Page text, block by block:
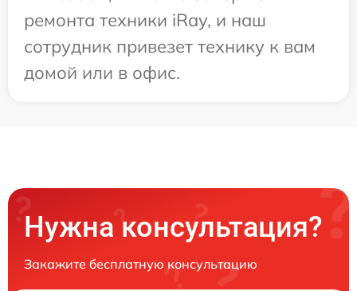
ремонта техники iRay, и наш
сотрудник привезет технику к вам
домой или в офис.
Нужна консультация?
Закажите бесплатную консультацию